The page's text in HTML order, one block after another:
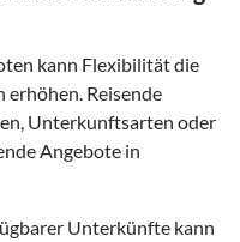
kann Flexibilität die
Reisende
Unterkunftsarten oder
Angebote in
Unterkünfte kann